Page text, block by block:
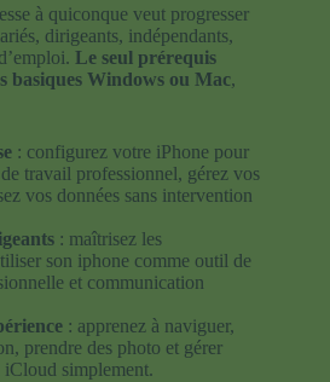
à quiconque veut progresser
dirigeants, indépendants,
Le seul prérequis
basiques Windows ou Mac,
: configurez votre iPhone pour
travail professionnel, gérez vos
vos données sans intervention
: maîtrisez les
son iphone comme outil de
et communication
: apprenez à naviguer,
prendre des photo et gérer
simplement.